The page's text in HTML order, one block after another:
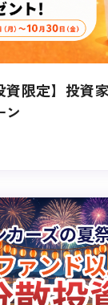
資限定】投資
ン